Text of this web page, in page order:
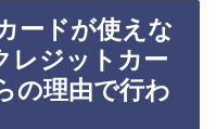
ードが使えな
レジットカー
の理由で行わ